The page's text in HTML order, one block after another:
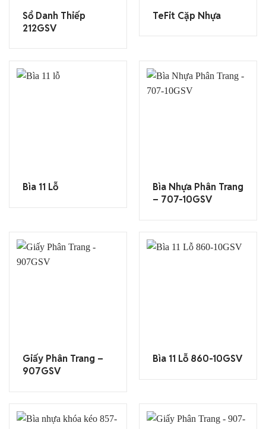
Sổ Danh Thiếp
212GSV
TeFit Cặp Nhựa
Bìa 11 Lỗ
Bìa Nhựa Phân Trang
– 707-10GSV
Giấy Phân Trang –
907GSV
Bìa 11 Lỗ 860-10GSV